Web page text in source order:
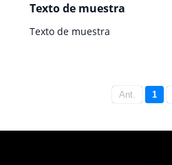
Texto de muestra
Texto de muestra
Ant. 1